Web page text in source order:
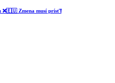
Zmena musí prísť❗️